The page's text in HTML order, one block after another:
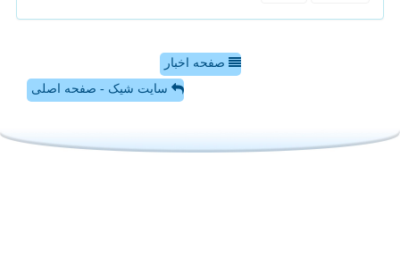
صفحه اخبار
سایت شیک - صفحه اصلی